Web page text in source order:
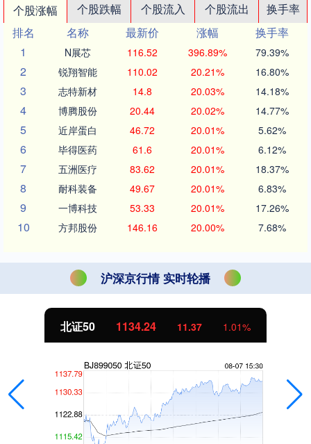
个股涨幅 个股跌幅 个股流入 个股流出
换手率
排名
名称 最新价 涨幅
换手率
1
N展芯 116.52 396.89% 79.39%
2 锐翔智能 110.02 20.21% 16.80%
3 志特新材 14.8 20.03% 14.18%
4 博腾股份 20.44 20.02% 14.77%
5 近岸蛋白 46.72 20.01% 5.62%
6 毕得医药 61.6 20.01% 6.12%
7 五洲医疗 83.62 20.01% 18.37%
8 耐科装备 49.67 20.01% 6.83%
9 一博科技 53.33 20.01% 17.26%
10 方邦股份 146.16 20.00% 7.68%
沪深京行情 实时轮播
北证50 1134.24 11.37 1.01%